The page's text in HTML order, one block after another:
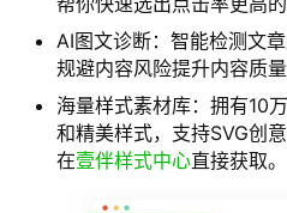
AI一键排版：30秒就能完
支持Word、Markdown等